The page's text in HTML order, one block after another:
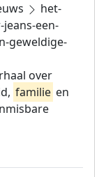
het-
een-
geweldige-
over
familie en